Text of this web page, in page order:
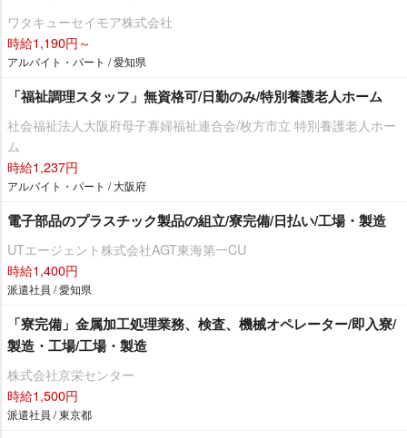
ワタキューセイモア株式会社
時給1,190円～
アルバイト・パート / 愛知県
「福祉調理スタッフ」無資格可/日勤のみ/特別養護老人ホーム
社会福祉法人大阪府母子寡婦福祉連合会/枚方市立 特別養護老人ホー
ム
時給1,237円
アルバイト・パート / 大阪府
電子部品のプラスチック製品の組立/寮完備/日払い/工場・製造
UTエージェント株式会社AGT東海第一CU
時給1,400円
派遣社員 / 愛知県
「寮完備」金属加工処理業務、検査、機械オペレーター/即入寮/
製造・工場/工場・製造
株式会社京栄センター
時給1,500円
派遣社員 / 東京都